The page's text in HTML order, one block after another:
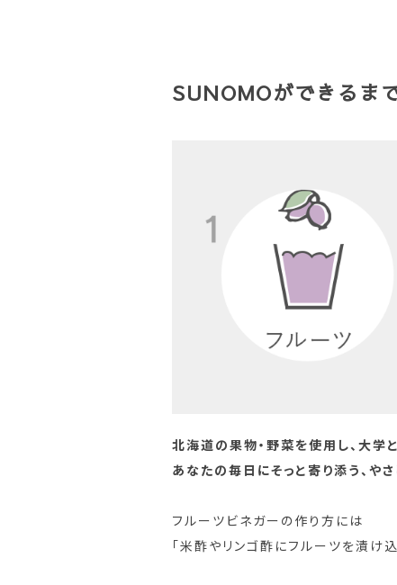
SUNOMOができるま
北海道の果物・野菜を使用し、大学
あなたの毎日にそっと寄り添う、や
フルーツビネガーの作り方には
「米酢やリンゴ酢にフルーツを漬け